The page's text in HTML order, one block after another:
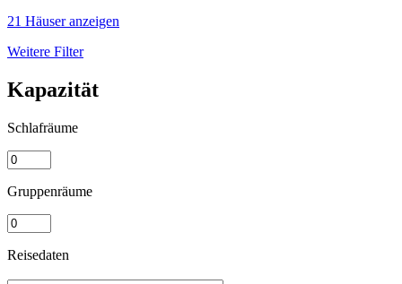
21 Häuser anzeigen
Weitere Filter
Kapazität
Schlafräume
Gruppenräume
Reisedaten